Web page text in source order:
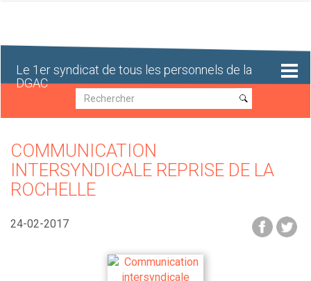
Le 1er syndicat de tous les personnels de la
DGAC
Recherche
Recherche
COMMUNICATION
INTERSYNDICALE REPRISE DE LA
ROCHELLE
24-02-2017